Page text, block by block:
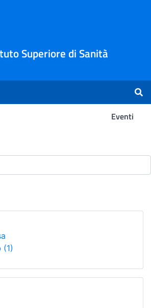
Superiore di Sanità
Eventi
Ricerca -
(1)